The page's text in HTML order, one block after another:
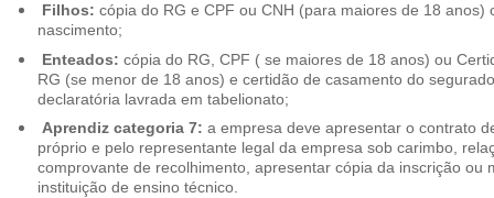
Filhos: cópia do RG e CPF ou CNH (para maiores de 18 anos)
nascimento;
Enteados: cópia do RG, CPF ( se maiores de 18 anos) ou
RG (se menor de 18 anos) e certidão de casamento do
declaratória lavrada em tabelionato;
Aprendiz categoria 7: a empresa deve apresentar o contrato
próprio e pelo representante legal da empresa sob carimbo,
comprovante de recolhimento, apresentar cópia da inscrição ou
instituição de ensino técnico.